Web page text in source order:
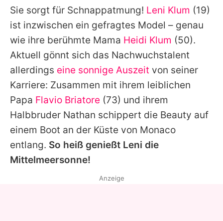
Impressum
Datenschutzerklärung
Nutzungsbedingungen
Utiq verwalten
Sie sorgt für Schnappatmung! Leni Klum (19)
ist inzwischen ein gefragtes Model – genau
wie ihre berühmte Mama Heidi Klum (50).
Aktuell gönnt sich das Nachwuchstalent
allerdings eine sonnige Auszeit von seiner
Karriere: Zusammen mit ihrem leiblichen
Papa Flavio Briatore (73) und ihrem
Halbbruder Nathan schippert die Beauty auf
einem Boot an der Küste von Monaco
entlang. So heiß genießt Leni die
Mittelmeersonne!
Anzeige